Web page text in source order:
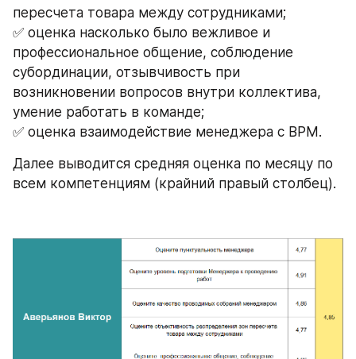
пересчета товара между сотрудниками;
✅ оценка насколько было вежливое и
профессиональное общение, соблюдение
субординации, отзывчивость при
возникновении вопросов внутри коллектива,
умение работать в команде;
✅ оценка взаимодействие менеджера с ВРМ.
Далее выводится средняя оценка по месяцу по
всем компетенциям (крайний правый столбец).